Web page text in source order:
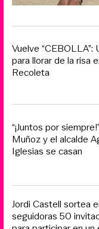
Vuelve “CEBOLLA”:
para llorar de la risa
Recoleta
“¡Juntos por
Muñoz y el alcalde
Iglesias se casan
Jordi Castell sortea
seguidoras 50